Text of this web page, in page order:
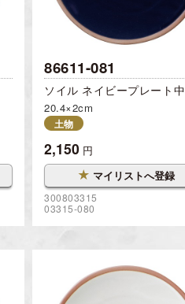
86611-081
ソイル ネイビープレート中
20.4×2cm
土物
2,150 円
★ マイリストへ登録
300803315
03315-080